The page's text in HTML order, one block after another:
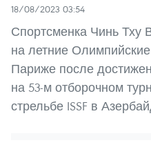
18/08/2023 03:54
Спортсменка Чинь Тху
на летние
Париже после
на 53-м отборочном
стрельбе ISSF в